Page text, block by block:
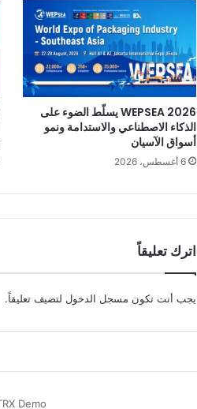
WEPSEA 2026 يسلّط الضوء على
الذكاء الاصطناعي والاستدامة ونمو
أسواق الآسيان
6 أغسطس، 2026
اترك تعليقاً
يجب أنت تكون مسجل الدخول لتضيف تعليقاً.